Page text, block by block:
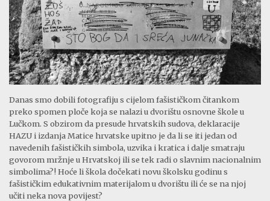
Danas smo dobili fotografiju s cijelom fašističkom čitankom
preko spomen ploče koja se nalazi u dvorištu osnovne škole u
Lučkom. S obzirom da presude hrvatskih sudova, deklaracije
HAZU i izdanja Matice hrvatske upitno je da li se iti jedan od
navedenih fašističkih simbola, uzvika i kratica i dalje smatraju
govorom mržnje u Hrvatskoj ili se tek radi o slavnim nacionalnim
simbolima?! Hoće li škola dočekati novu školsku godinu s
fašističkim edukativnim materijalom u dvorištu ili će se na njoj
učiti neka nova povijest?